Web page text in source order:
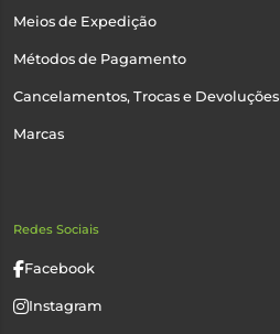
Meios de Expedição
Métodos de Pagamento
Cancelamentos, Trocas e Devoluções
Marcas
Redes Sociais
Facebook
Instagram